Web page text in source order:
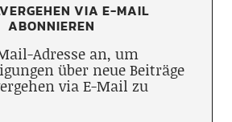
VIA E-MAIL
ABONNIEREN
Adresse an, um
über neue Beiträge
via E-Mail zu